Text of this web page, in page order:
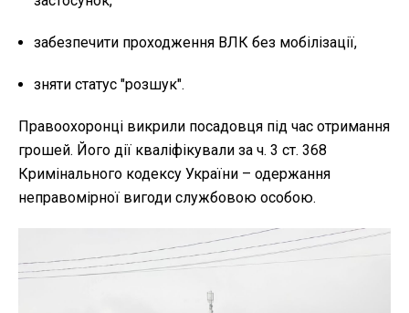
забезпечити проходження ВЛК без мобілізації,
зняти статус "розшук".
Правоохоронці викрили посадовця під час отримання
грошей. Його дії кваліфікували за ч. 3 ст. 368
Кримінального кодексу України – одержання
неправомірної вигоди службовою особою.